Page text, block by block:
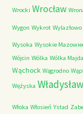
Wrocki Wrocław
Wygon Wykrot Wylazłowo
Wysoka Wysokie
Wójcin Wólka Wólka
Wąchock Wągrodno
Wężyska
Włoka Włosień Ystad